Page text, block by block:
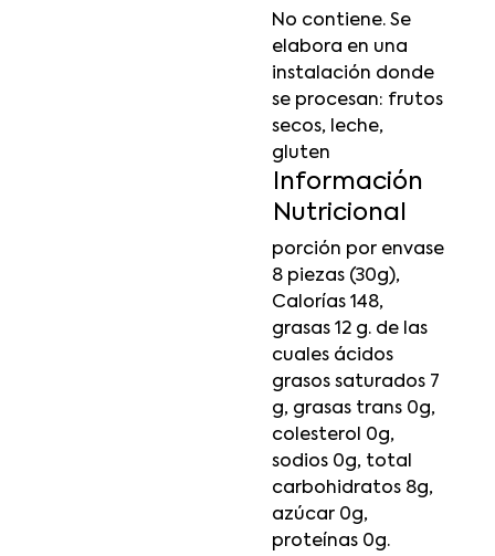
No contiene. Se
elabora en una
instalación donde
se procesan: frutos
secos, leche,
gluten
Información
Nutricional
porción por envase
8 piezas (30g),
Calorías 148,
grasas 12 g. de las
cuales ácidos
grasos saturados 7
g, grasas trans 0g,
colesterol 0g,
sodios 0g, total
carbohidratos 8g,
azúcar 0g,
proteínas 0g.